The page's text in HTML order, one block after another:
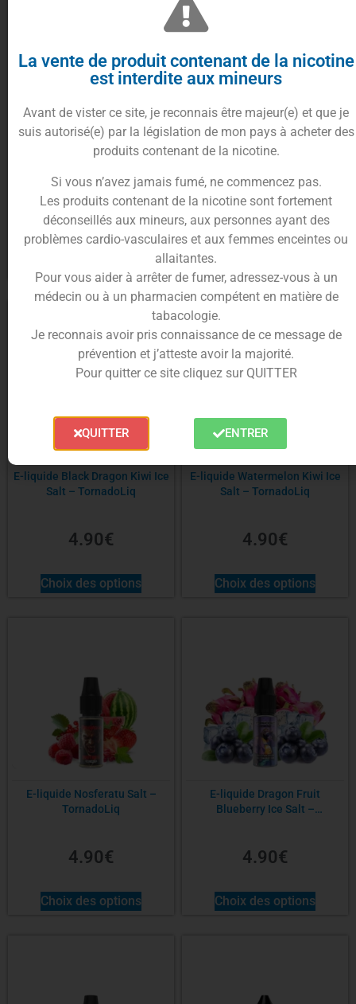
E-liquide New Blue Cherry
4.90€
E-liquide Blueberry Raspberry
4.90€
Choix des options
E-liquide Black Dragon Kiwi Ice
Salt – TornadoLiq
4.90€
Choix des options
E-liquide Watermelon Kiwi Ice
Salt – TornadoLiq
4.90€
Choix des options
E-liquide Nosferatu Salt –
TornadoLiq
4.90€
Choix des options
E-liquide Dragon Fruit
Blueberry Ice Salt –
4.90€
Choix des options
La vente de produit contenant de la nicotine
est interdite aux mineurs
Avant de vister ce site, je reconnais être majeur(e) et que je
suis autorisé(e) par la législation de mon pays à acheter des
produits contenant de la nicotine.
Si vous n’avez jamais fumé, ne commencez pas.
Les produits contenant de la nicotine sont fortement
déconseillés aux mineurs, aux personnes ayant des
problèmes cardio-vasculaires et aux femmes enceintes ou
allaitantes.
Pour vous aider à arrêter de fumer, adressez-vous à un
médecin ou à un pharmacien compétent en matière de
tabacologie.
Je reconnais avoir pris connaissance de ce message de
prévention et j’atteste avoir la majorité.
Pour quitter ce site cliquez sur QUITTER
QUITTER ENTRER